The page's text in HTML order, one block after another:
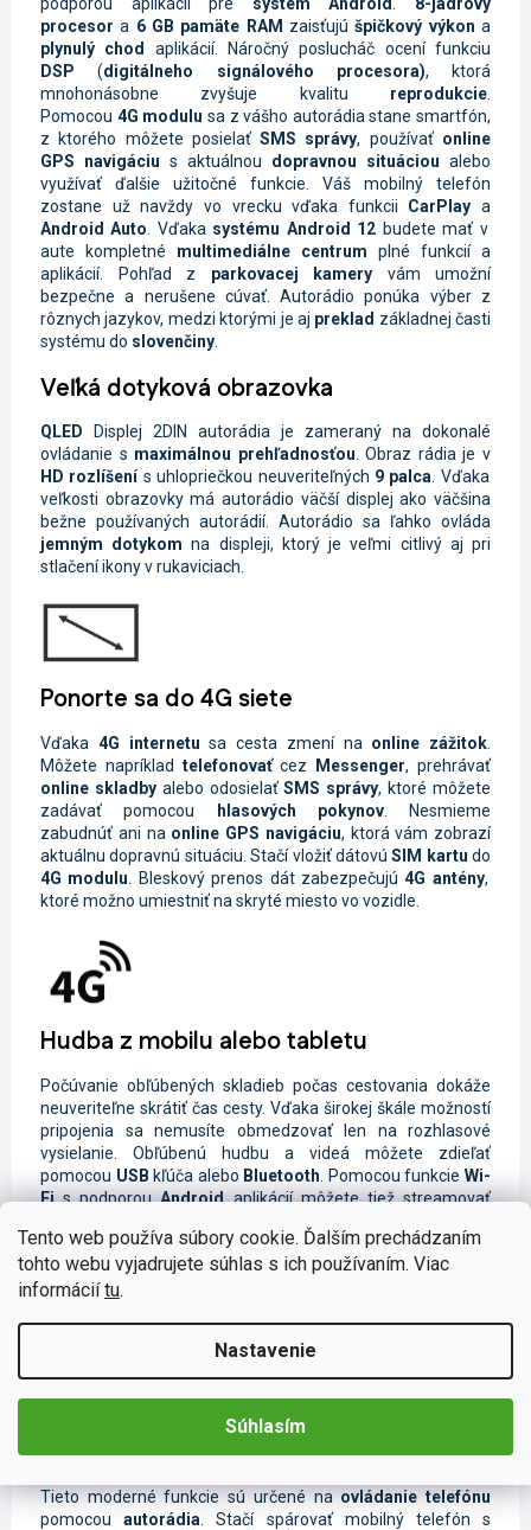
Tento web používa súbory cookie. Ďalším prechádzaním
tohto webu vyjadrujete súhlas s ich používaním. Viac
informáciítu.
Nastavenie
Súhlasím
procesor a 6 GB pamäte RAM zaisťujúšpičkový výkon a
plynulý chod aplikácií. Náročný poslucháč ocení funkciu
DSP (digitálneho signálového procesora), ktorá
mnohonásobne zvyšuje kvalitu reprodukcie
Pomocou 4G modulu sa z vášho autorádia stane smartfón,
z ktorého môžete posielaťSMS správy, používať online
GPS navigáciu s aktuálnou dopravnou situáciou alebo
využívať ďalšie užitočné funkcie. Váš mobilný telefón
zostane už navždy vo vrecku vďaka funkcii CarPlay a
Android Auto
Vďaka systému Android 12 budete mať v
aute kompletné multimediálne centrum plné funkcií a
aplikácií. Pohľad z parkovacej kamery vám umožní
bezpečne a nerušene cúvať. Autorádio ponúka výber z
rôznych jazykov, medzi ktorými je aj preklad základnej časti
systému do slovenčiny
Veľká dotyková obrazovka
QLED Displej
2DIN autorádia je zameraný na dokonalé
ovládanie s maximálnou prehľadnosťou. Obraz rádia je v
HD rozlíšenís uhlopriečkou neuveriteľných 9 palca. Vďaka
veľkosti obrazovky má autorádio väčší displej ako väčšina
bežne používaných autorádií. Autorádio sa ľahko ovláda
jemným dotykom na displeji, ktorý je veľmi citlivý aj pri
stlačení ikony v rukaviciach.
Ponorte sa do 4G siete
Vďaka 4G internetu sa cesta zmení na online zážitok
Môžete napríklad telefonovaťcez Messenger, prehrávať
online skladbyalebo odosielaťSMS správy, ktoré môžete
zadávať pomocou hlasových pokynov. Nesmieme
zabudnúť ani na online GPS navigáciu, ktorá vám zobrazí
aktuálnu dopravnú situáciu. Stačí vložiť dátovúSIM kartu do
4G modulu . Bleskový prenos dát zabezpečujú4G antény,
ktoré možno umiestniť na skryté miesto vo vozidle.
Hudba z mobilu alebo tabletu
Počúvanie obľúbených skladieb počas cestovania dokáže
neuveriteľne skrátiť čas cesty. Vďaka širokej škále možností
pripojenia sa nemusíte obmedzovať len na rozhlasové
vysielanie. Obľúbenú hudbu a videá môžete zdieľať
pomocou USB kľúča alebo Bluetooth . Pomocou funkcieWi-
Fis podporouAndroidaplikácií môžete tiež streamovať
ruke telefón alebo prehrávač, nalaďte si obľúbené
rozhlasové stanice naFM/AMfrekvencii alebo na
digitálnom vysielaní
Ovládanie telefónu pomocou CarPlay a
Android Auto
Tieto moderné funkcie sú určené naovládanie telefónu
pomocou autorádia . Stačí spárovať mobilný telefón s